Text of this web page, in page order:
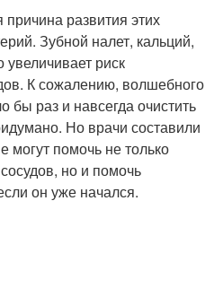
развития этих
Зубной налет, кальций,
риск
К сожалению, волшебного
бы раз и навсегда очистить
Но врачи составили
могут помочь не только
но и помочь
он уже начался.